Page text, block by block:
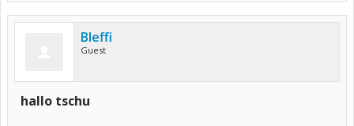
Bleffi
Guest
hallo tschu